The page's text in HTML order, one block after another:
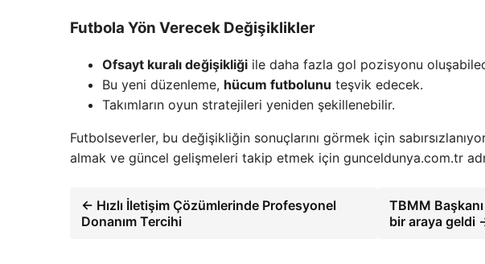
Futbola Yön Verecek Değişiklikler
Ofsayt kuralı değişikliği ile daha fazla gol pozisyonu
Bu yeni düzenleme, hücum futbolunu teşvik edecek.
Takımların oyun stratejileri yeniden şekillenebilir.
Futbolseverler, bu değişikliğin sonuçlarını görmek için
almak ve güncel gelişmeleri takip etmek için gunceldunya.com.tr
← Hızlı İletişim Çözümlerinde Profesyonel
Donanım Tercihi
TBMM
bir araya geldi